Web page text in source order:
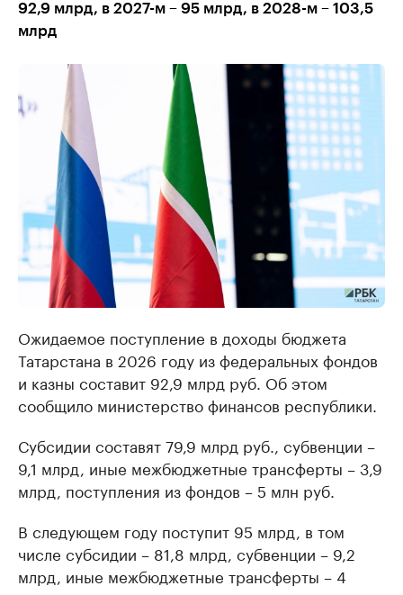
92,9 млрд, в 2027-м – 95 млрд, в 2028-м – 103,5
млрд
Ожидаемое поступление в доходы бюджета
Татарстана в 2026 году из федеральных фондов
и казны составит 92,9 млрд руб. Об этом
сообщило министерство финансов республики.
Субсидии составят 79,9 млрд руб., субвенции –
9,1 млрд, иные межбюджетные трансферты – 3,9
млрд, поступления из фондов – 5 млн руб.
В следующем году поступит 95 млрд, в том
числе субсидии – 81,8 млрд, субвенции – 9,2
млрд, иные межбюджетные трансферты – 4